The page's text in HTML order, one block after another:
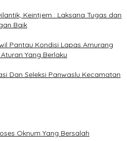
Keintjem : Laksana Tugas dan
Baik
Pantau Kondisi Lapas Amurang
Yang Berlaku
Dan Seleksi Panwaslu Kecamatan
Oknum Yang Bersalah